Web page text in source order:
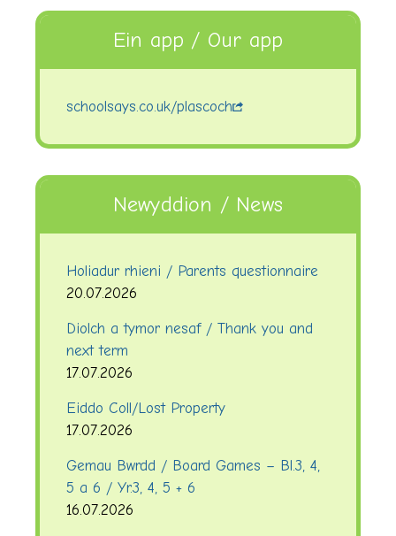
Ein app / Our app
schoolsays.co.uk/plascoch
Newyddion / News
Holiadur rhieni / Parents questionnaire
20.07.2026
Diolch a tymor nesaf / Thank you and
next term
17.07.2026
Eiddo Coll/Lost Property
17.07.2026
Gemau Bwrdd / Board Games – Bl.3, 4,
5 a 6 / Yr.3, 4, 5 + 6
16.07.2026